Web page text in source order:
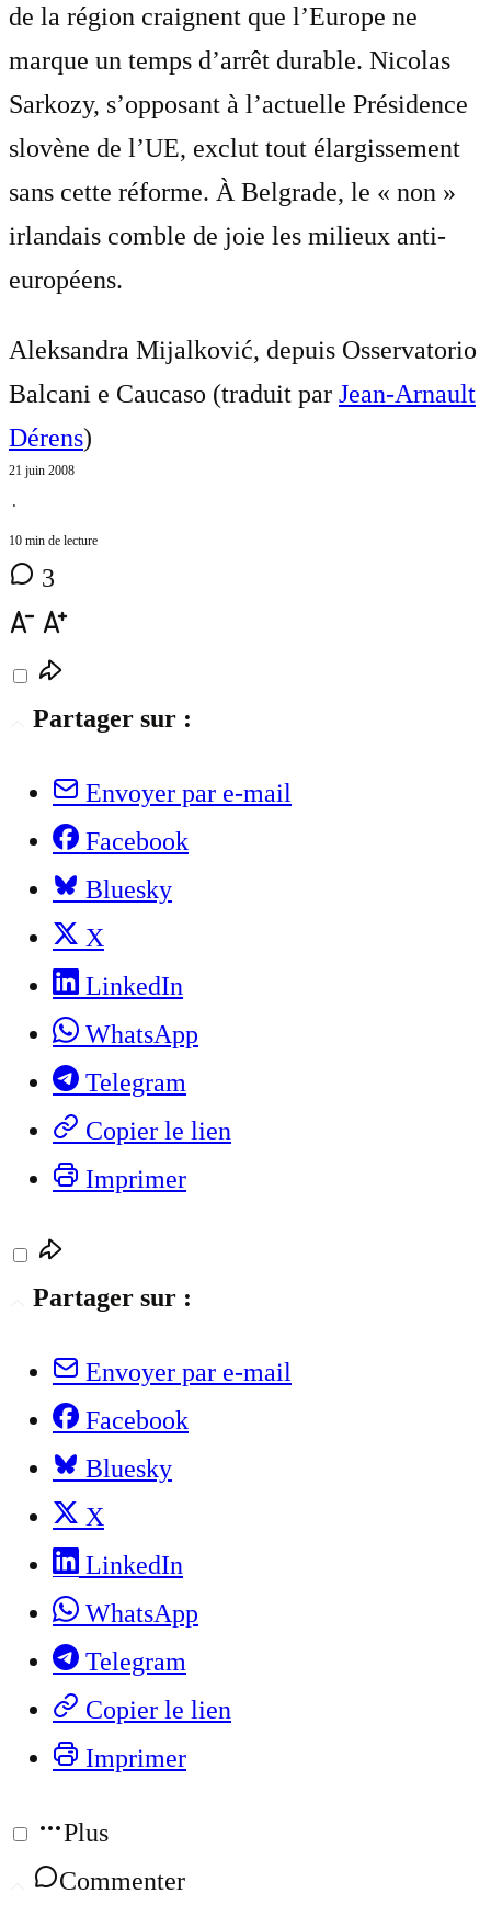
de la région craignent que l’Europe ne
marque un temps d’arrêt durable. Nicolas
Sarkozy, s’opposant à l’actuelle Présidence
slovène de l’UE, exclut tout élargissement
sans cette réforme. À Belgrade, le « non »
irlandais comble de joie les milieux anti-
européens.
Aleksandra Mijalković, depuis Osservatorio
Balcani e Caucaso (traduit par Jean-Arnault
Dérens)
21 juin 2008
⋅
10 min de lecture
3
Partager sur :
Envoyer par e-mail
Facebook
Bluesky
X
LinkedIn
WhatsApp
Telegram
Copier le lien
Imprimer
Partager sur :
Envoyer par e-mail
Facebook
Bluesky
X
LinkedIn
WhatsApp
Telegram
Copier le lien
Imprimer
Plus
Commenter